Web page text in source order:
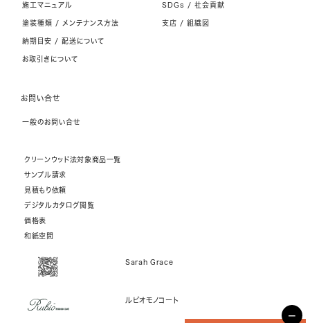
施工マニュアル
塗装種類 / メンテナンス方法
納期目安 / 配送について
お取引きについて
SDGs / 社会貢献
支店 / 組織図
お問い合せ
一般のお問い合せ
クリーンウッド法対象商品一覧
サンプル請求
見積もり依頼
デジタルカタログ閲覧
価格表
和紙空間
Sarah Grace
ルビオモノコート
−